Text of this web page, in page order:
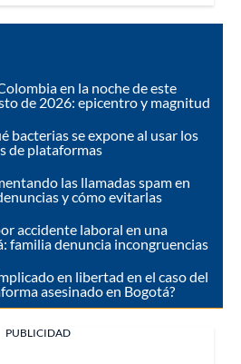
en la noche de este
de 2026: epicentro y magnitud
bacterias se expone al usar los
de plataformas
las llamadas spam en
y cómo evitarlas
accidente laboral en una
familia denuncia incongruencias
en libertad en el caso del
asesinado en Bogotá?
PUBLICIDAD